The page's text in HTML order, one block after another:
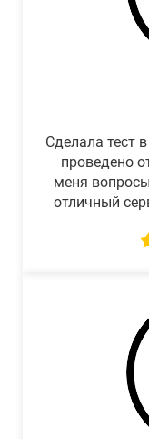
Сделала тест
проведено
меня
отличный